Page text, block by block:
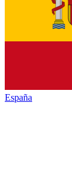
España